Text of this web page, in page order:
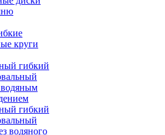
круги
гибкий
водяным
гибкий
водяного